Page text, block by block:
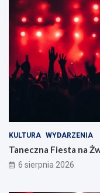
KULTURA WYDARZENIA
Taneczna Fiesta na
6 sierpnia 2026